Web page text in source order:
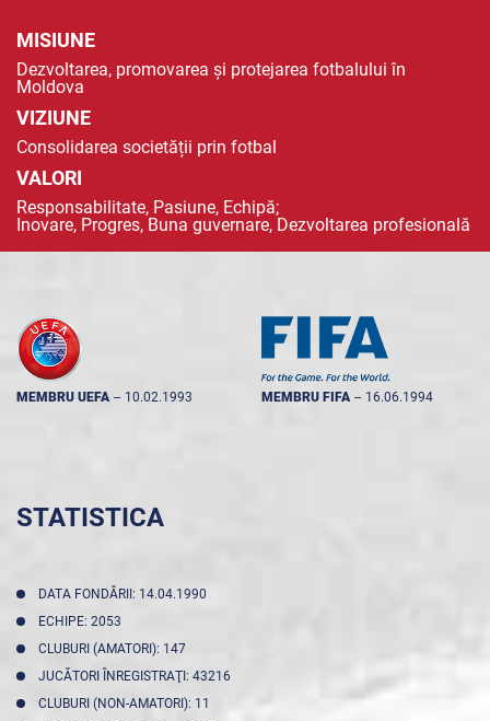
MISIUNE
Dezvoltarea, promovarea și protejarea fotbalului în
Moldova
VIZIUNE
Consolidarea societății prin fotbal
VALORI
Responsabilitate, Pasiune, Echipă;
Inovare, Progres, Buna guvernare, Dezvoltarea profesională
MEMBRU UEFA -- 10.02.1993 MEMBRU FIFA -- 16.06.1994
STATISTICA
DATA FONDĂRII: 14.04.1990
ECHIPE: 2053
CLUBURI (AMATORI): 147
JUCĂTORI ÎNREGISTRAŢI: 43216
CLUBURI (NON-AMATORI): 11